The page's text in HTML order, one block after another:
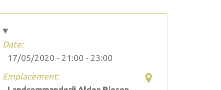
Date:
17/05/2020 - 21:00 - 23:00
Emplacement: